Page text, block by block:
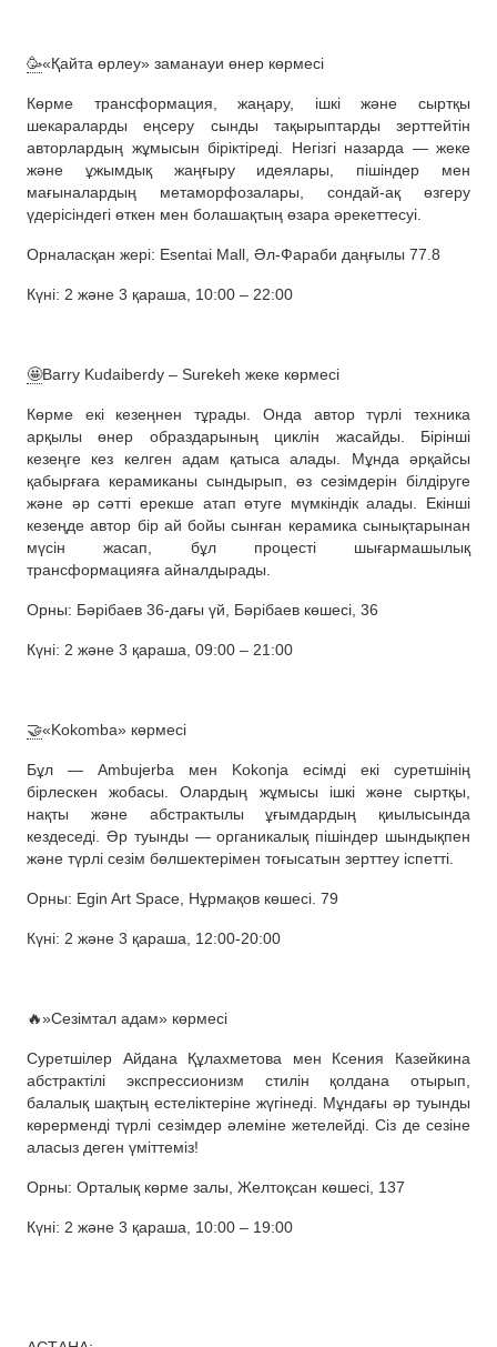
🥳«Қайта өрлеу» заманауи өнер көрмесі
Көрме трансформация, жаңару, ішкі және сыртқы
шекараларды еңсеру сынды тақырыптарды зерттейтін
авторлардың жұмысын біріктіреді. Негізгі назарда — жеке
және ұжымдық жаңғыру идеялары, пішіндер мен
мағыналардың метаморфозалары, сондай-ақ өзгеру
үдерісіндегі өткен мен болашақтың өзара әрекеттесуі.
Орналасқан жері: Esentai Mall, Әл-Фараби даңғылы 77.8
Күні: 2 және 3 қараша, 10:00 – 22:00
🤩Barry Kudaiberdy – Surekeh жеке көрмесі
Көрме екі кезеңнен тұрады. Онда автор түрлі техника
арқылы өнер образдарының циклін жасайды. Бірінші
кезеңге кез келген адам қатыса алады. Мұнда әрқайсы
қабырғаға керамиканы сындырып, өз сезімдерін білдіруге
және әр сәтті ерекше атап өтуге мүмкіндік алады. Екінші
кезеңде автор бір ай бойы сынған керамика сынықтарынан
мүсін жасап, бұл процесті шығармашылық
трансформацияға айналдырады.
Орны: Бәрібаев 36-дағы үй, Бәрібаев көшесі, 36
Күні: 2 және 3 қараша, 09:00 – 21:00
🤝«Kokomba» көрмесі
Бұл — Ambujerba мен Kokonja есімді екі суретшінің
бірлескен жобасы. Олардың жұмысы ішкі және сыртқы,
нақты және абстрактылы ұғымдардың қиылысында
кездеседі. Әр туынды — органикалық пішіндер шындықпен
және түрлі сезім бөлшектерімен тоғысатын зерттеу іспетті.
Орны: Egin Art Space, Нұрмақов көшесі. 79
Күні: 2 және 3 қараша, 12:00-20:00
🔥»Сезімтал адам» көрмесі
Суретшілер Айдана Құлахметова мен Ксения Казейкина
абстрактілі экспрессионизм стилін қолдана отырып,
балалық шақтың естеліктеріне жүгінеді. Мұндағы әр туынды
көрерменді түрлі сезімдер әлеміне жетелейді. Сіз де сезіне
аласыз деген үміттеміз!
Орны: Орталық көрме залы, Желтоқсан көшесі, 137
Күні: 2 және 3 қараша, 10:00 – 19:00